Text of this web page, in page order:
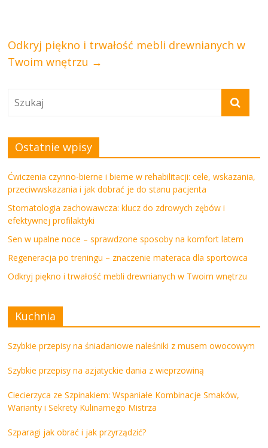
Odkryj piękno i trwałość mebli drewnianych w
Twoim wnętrzu →
Ostatnie wpisy
Ćwiczenia czynno-bierne i bierne w rehabilitacji: cele, wskazania,
przeciwwskazania i jak dobrać je do stanu pacjenta
Stomatologia zachowawcza: klucz do zdrowych zębów i
efektywnej profilaktyki
Sen w upalne noce – sprawdzone sposoby na komfort latem
Regeneracja po treningu – znaczenie materaca dla sportowca
Odkryj piękno i trwałość mebli drewnianych w Twoim wnętrzu
Kuchnia
Szybkie przepisy na śniadaniowe naleśniki z musem owocowym
Szybkie przepisy na azjatyckie dania z wieprzowiną
Ciecierzyca ze Szpinakiem: Wspaniałe Kombinacje Smaków,
Warianty i Sekrety Kulinarnego Mistrza
Szparagi jak obrać i jak przyrządzić?